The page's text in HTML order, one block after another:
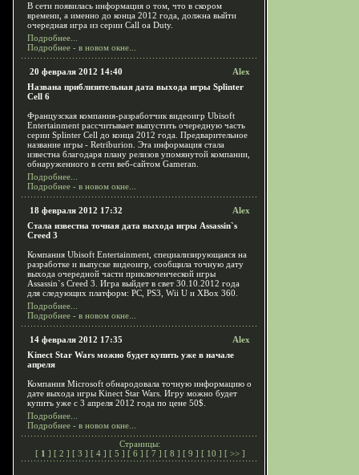
В сети появилась информация о том, что в скором
времени, а именно до конца 2012 года, должна выйти
очередная игра из серии Call oа Duty.
Подробнее...
Подробнее - в новом окне...
20 февраля 2012 14:40
Alex
Названа приблизительная дата выхода игры Splinter
Cell 6
Французская компания-разработчик видеоигр Ubisoft
Entertainment рассчитывает выпустить очередную часть
серии Splinter Cell до конца 2012 года. Предварительное
название игры - Retriburion. Эта информация стала
известна благодаря плану релизов упомянутой компании,
обнаруженного в сети веб-сайтом Gameran.
Подробнее...
Подробнее - в новом окне...
18 февраля 2012 17:32
Alex
Стала известна точная дата выхода игры Assassin`s
Creed 3
Компания Ubisoft Entertainment, специализирующаяся на
разработке и выпуске видеоигр, сообщила точную дату
выхода очередной части приключенческой игры
Assassin`s Creed 3. Игра выйдет в свет 30.10.2012 года
для следующих платформ: PC, PS3, Wii U и XBox 360.
Подробнее...
Подробнее - в новом окне...
14 февраля 2012 17:35
Alex
Kinect Star Wars можно будет купить уже в начале
апреля
Компания Microsoft обнародовала точную информацию о
дате выхода игры Kinect Star Wars. Игру можно будет
купить уже с 3 апреля 2012 года по цене 50$.
Подробнее...
Подробнее - в новом окне...
Страницы:
[ 1 ] [ 2 ] [ 3 ] [ 4 ] [ 5 ] [ 6 ] [ 7 ] [ 8 ] [ 9 ] [ 10 ] [ >> ]